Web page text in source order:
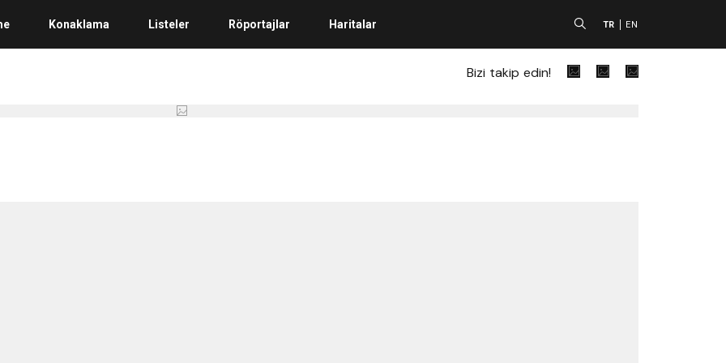
Konaklama Listeler Röportajlar Haritalar A TR EN
Bizi takip edin!